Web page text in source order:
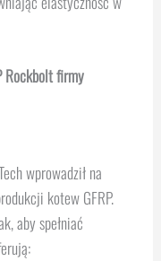
Rockbolt firmy
wprowadził na
kotew GFRP.
aby spełniać